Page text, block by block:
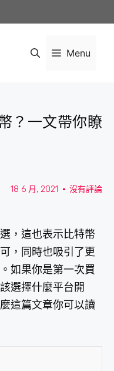
Menu
？一文帶你瞭
18 6 月, 2021 沒有評論
，這也表示比特幣
，同時也吸引了更
如果你是第一次買
選擇什麼平台開
這篇文章你可以讀